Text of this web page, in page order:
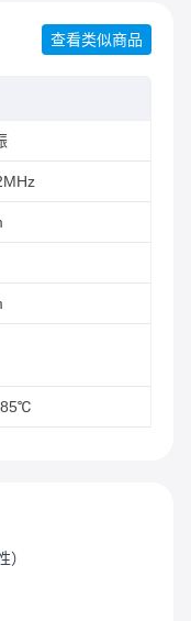
查看类似商品